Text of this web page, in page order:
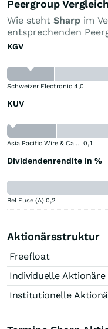
Peergroup
Wie steht Sharp im
entsprechenden
KGV
Schweizer Electronic 4,0
KUV
Asia Pacific Wire & Cable 0,1
Dividendenrendite in %
Bel Fuse (A) 0,2
Aktionärsstruktur
Freefloat
Individuelle Aktionäre
Institutionelle